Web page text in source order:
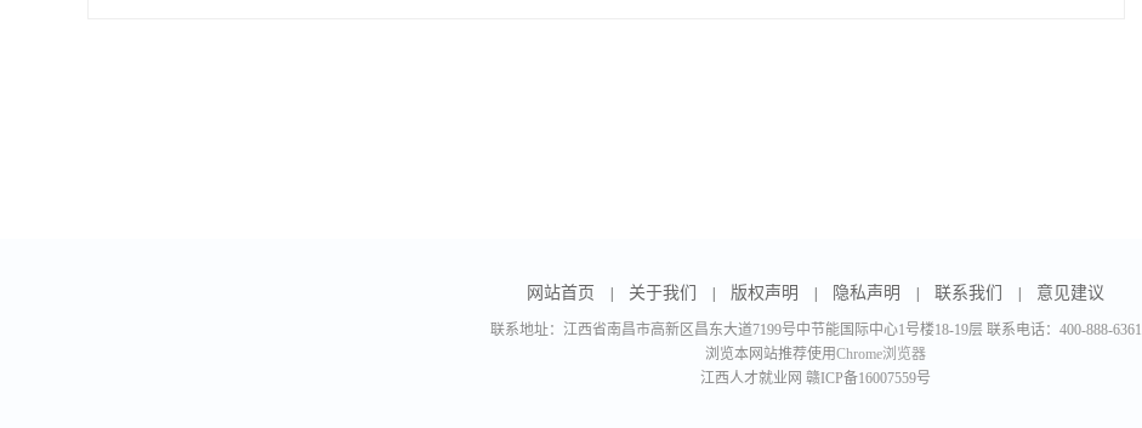
网站首页 关于我们 版权声明 隐私声明 联系我们 意见建议
联系地址：江西省南昌市高新区昌东大道7199号中节能国际中心1号楼18-19层 联系电话：400-888-6361
浏览本网站推荐使用Chrome浏览器
江西人才就业网 赣ICP备16007559号